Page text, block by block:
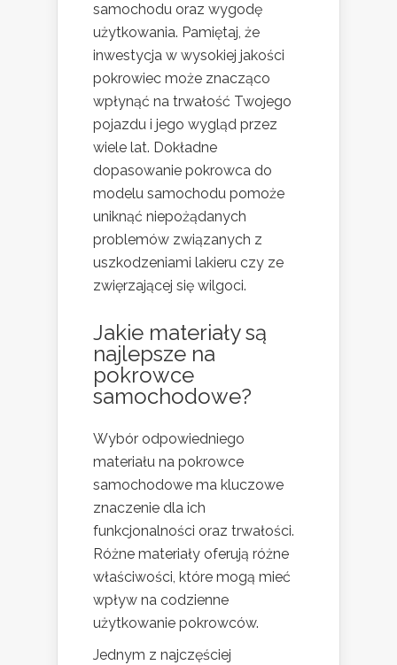
samochodu oraz wygodę
użytkowania. Pamiętaj, że
inwestycja w wysokiej jakości
pokrowiec może znacząco
wpłynąć na trwałość Twojego
pojazdu i jego wygląd przez
wiele lat. Dokładne
dopasowanie pokrowca do
modelu samochodu pomoże
uniknąć niepożądanych
problemów związanych z
uszkodzeniami lakieru czy ze
zwięrzającej się wilgoci.
Jakie materiały są
najlepsze na
pokrowce
samochodowe?
Wybór odpowiedniego
materiału na pokrowce
samochodowe ma kluczowe
znaczenie dla ich
funkcjonalności oraz trwałości.
Różne materiały oferują różne
właściwości, które mogą mieć
wpływ na codzienne
użytkowanie pokrowców.
Jednym z najczęściej